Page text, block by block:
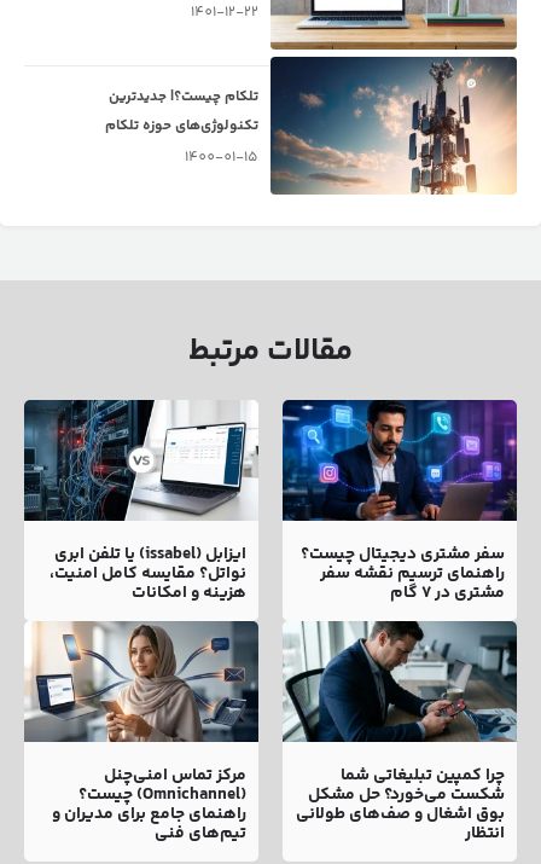
1401-12-22
تلکام چیست؟| جدیدترین
تکنولوژی‌های حوزه تلکام
1400-01-15
مقالات مرتبط
سفر مشتری دیجیتال چیست؟
راهنمای ترسیم نقشه سفر
مشتری در ۷ گام
ایزابل (issabel) یا تلفن ابری
نواتل؟ مقایسه کامل امنیت،
هزینه و امکانات
چرا کمپین تبلیغاتی شما
شکست می‌خورد؟ حل مشکل
بوق اشغال و صف‌های طولانی
انتظار
مرکز تماس امنی‌چنل
(Omnichannel) چیست؟
راهنمای جامع برای مدیران و
تیم‌های فنی